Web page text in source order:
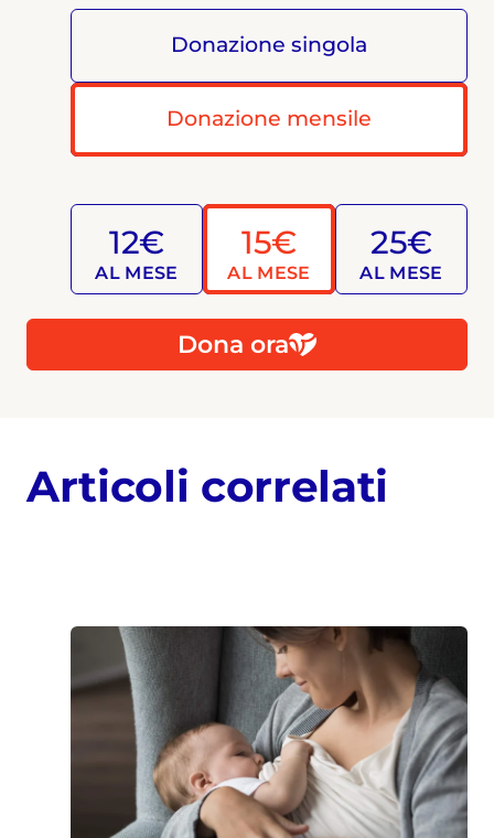
Donazione singola
Donazione mensile
12€
AL MESE
15€
AL MESE
25€
AL MESE
Dona ora
Articoli correlati